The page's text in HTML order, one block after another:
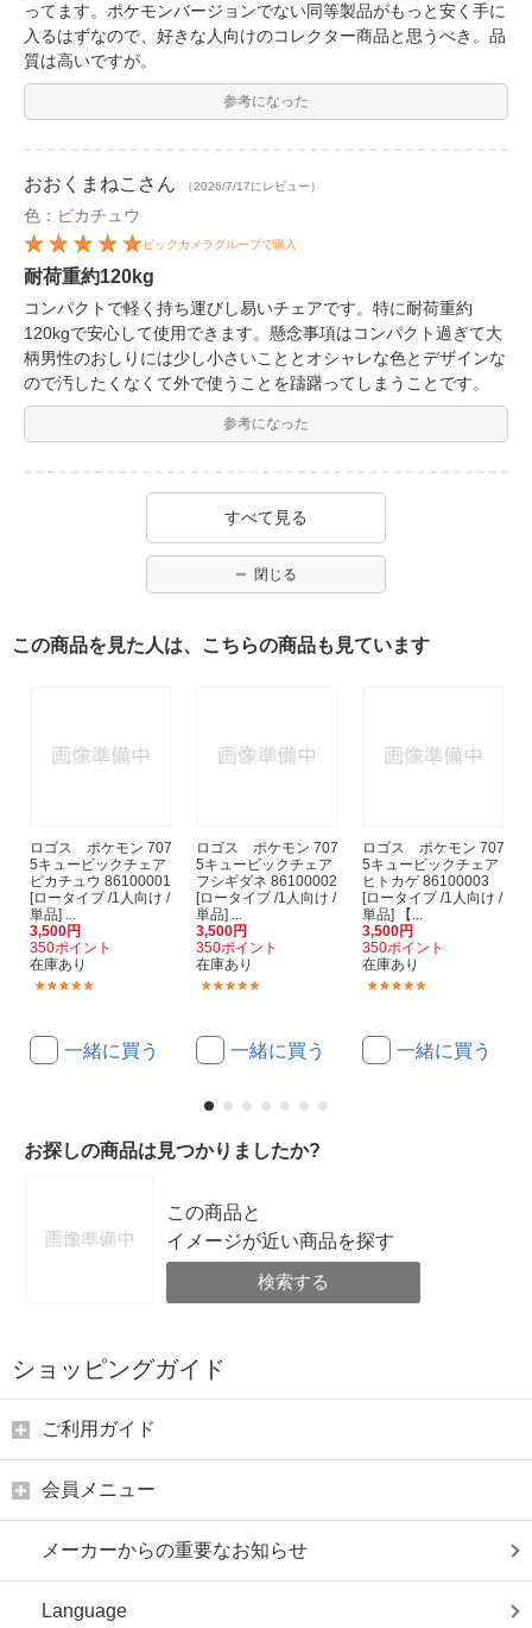
ってます。ポケモンバージョンでない同等製品がもっと安く手に
入るはずなので、好きな人向けのコレクター商品と思うべき。品
質は高いですが。
参考になった
おおくまねこ さん （2026/7/17にレビュー）
色：ピカチュウ
ビックカメラグループで購入
耐荷重約120kg
コンパクトで軽く持ち運びし易いチェアです。特に耐荷重約
120kgで安心して使用できます。懸念事項はコンパクト過ぎて大
柄男性のおしりには少し小さいこととオシャレな色とデザインな
ので汚したくなくて外で使うことを躊躇ってしまうことです。
参考になった
すべて見る
閉じる
この商品を見た人は、こちらの商品も見ています
ロゴス ポケモン 707
5キュービックチェア
ピカチュウ 86100001
[ロータイプ /1人向け /
単品] ...
3,500円
350ポイント
在庫あり
一緒に買う
ロゴス ポケモン 707
5キュービックチェア
フシギダネ 86100002
[ロータイプ /1人向け /
単品] ...
3,500円
350ポイント
在庫あり
一緒に買う
ロゴス ポケモン 707
5キュービックチェア
ヒトカゲ 86100003
[ロータイプ /1人向け /
単品] 【...
3,500円
350ポイント
在庫あり
一緒に買う
お探しの商品は見つかりましたか?
この商品と
イメージが近い商品を探す
検索する
ショッピングガイド
ご利用ガイド
会員メニュー
メーカーからの重要なお知らせ
Language